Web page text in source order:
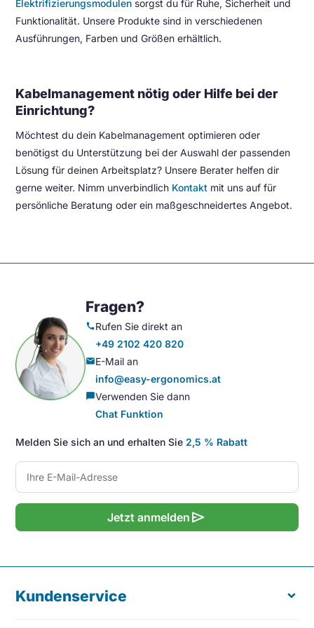
Elektrifizierungsmodulen sorgst du für Ruhe, Sicherheit und
Funktionalität. Unsere Produkte sind in verschiedenen
Ausführungen, Farben und Größen erhältlich.
Kabelmanagement nötig oder Hilfe bei der
Einrichtung?
Möchtest du dein Kabelmanagement optimieren oder
benötigst du Unterstützung bei der Auswahl der passenden
Lösung für deinen Arbeitsplatz? Unsere Berater helfen dir
gerne weiter. Nimm unverbindlich Kontakt mit uns auf für
persönliche Beratung oder ein maßgeschneidertes Angebot.
Fragen?
callRufen Sie direkt an
+49 2102 420 820
mailE-Mail an
info@easy-ergonomics.at
chat_bubbleVerwenden Sie dann
Chat Funktion
Melden Sie sich an und erhalten Sie 2,5 % Rabatt
Jetzt anmelden send
Kundenservice